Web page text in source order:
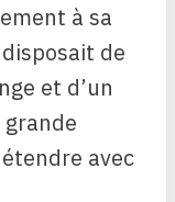
à sa
de
et d’un
grande
avec